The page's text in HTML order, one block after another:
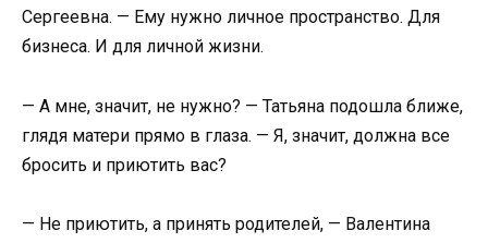
Сергеевна. — Ему нужно личное пространство. Для
бизнеса. И для личной жизни.
— А мне, значит, не нужно? — Татьяна подошла ближе,
глядя матери прямо в глаза. — Я, значит, должна все
бросить и приютить вас?
— Не приютить, а принять родителей, — Валентина